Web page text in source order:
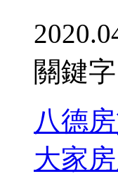
關鍵字
八德
大家